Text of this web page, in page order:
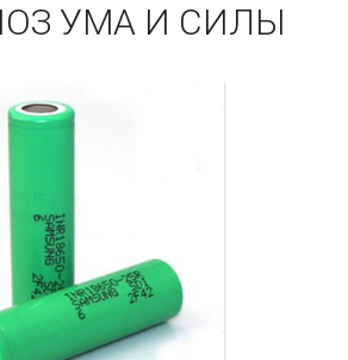
УМА И СИЛЫ